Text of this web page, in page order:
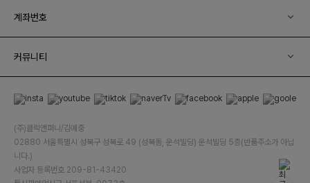
계좌번호
커뮤니티
(주)클릭앤퍼니/김예중
02880 서울특별시 성북구 성북로 49 (성북동, 운석빌딩) 운석빌딩 5층(반품주소가 아닙
니다.)
사업자 등록번호 209-81-43420